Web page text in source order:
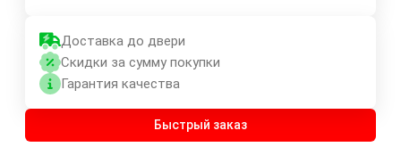
Доставка до двери
Скидки за сумму покупки
Гарантия качества
Быстрый заказ